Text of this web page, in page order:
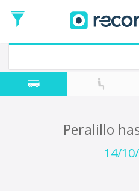
de
Ida
Vuelta (opcional)
Fecha
de
Peralillo
14/